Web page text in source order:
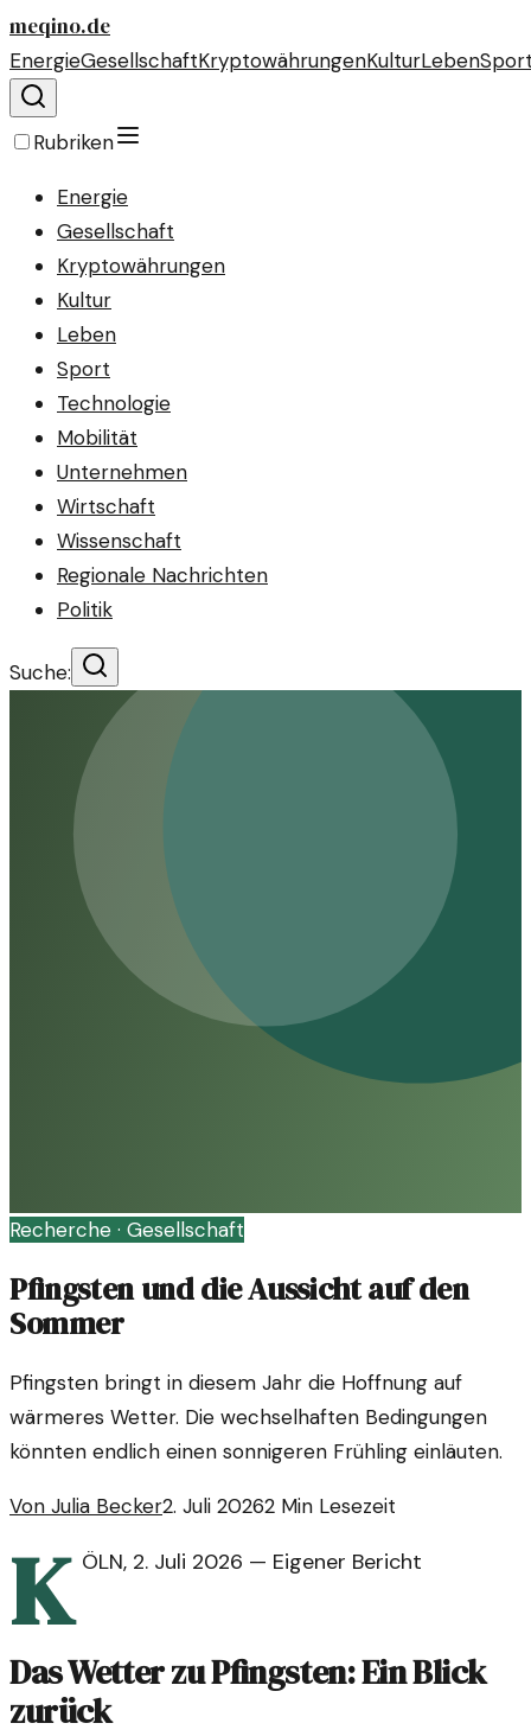
meqino.de
EnergieGesellschaftKryptowährungenKulturLeben
Rubriken
Energie
Gesellschaft
Kryptowährungen
Kultur
Leben
Sport
Technologie
Mobilität
Unternehmen
Wirtschaft
Wissenschaft
Regionale Nachrichten
Politik
Suche:
Recherche · Gesellschaft
Pfingsten und die Aussicht auf den
Sommer
Pfingsten bringt in diesem Jahr die Hoffnung auf
wärmeres Wetter. Die wechselhaften Bedingungen
könnten endlich einen sonnigeren Frühling einläuten.
Von Julia Becker2. Juli 20262 Min Lesezeit
K ÖLN, 2. Juli 2026 — Eigener Bericht
Das Wetter zu Pfingsten: Ein Blick
zurück